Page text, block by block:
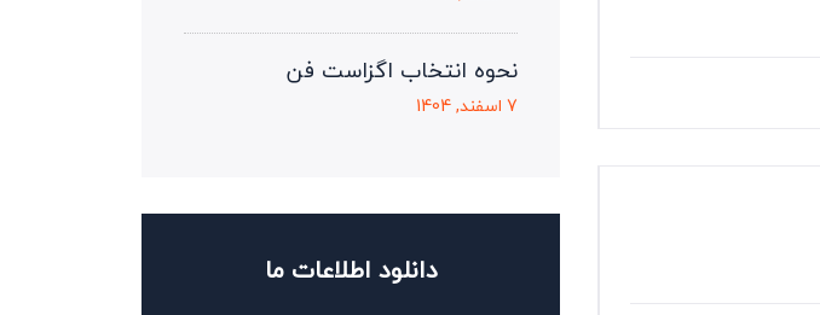
نحوه انتخاب اگزاست فن
7 اسفند, 1404
دانلود اطلاعات ما